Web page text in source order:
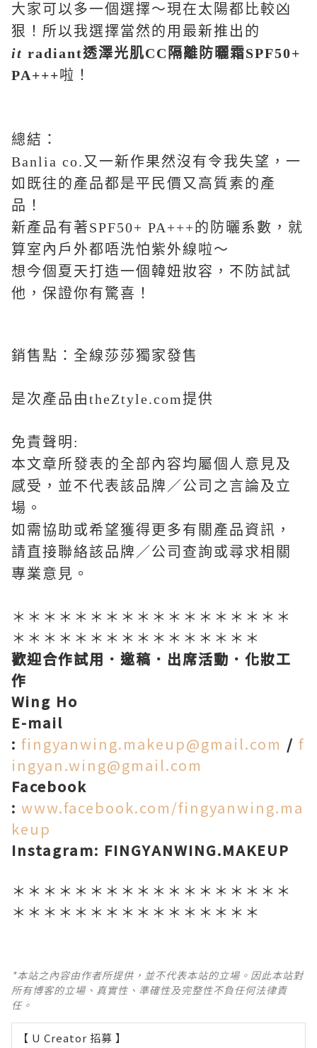
大家可以多一個選擇～現在太陽都比較凶
狠！所以我選擇當然的用最新推出的
it radiant透澤光肌CC 隔離防曬霜SPF50+
PA+++啦！
總結：
Banlia co.又一新作果然沒有令我失望，一
如既往的產品都是平民價又高質素的產
品！
新產品有著SPF50+ PA+++的防曬系數，就
算室內戶外都唔洗怕紫外線啦～
想今個夏天打造一個韓妞妝容，不防試試
他，保證你有驚喜！
銷售點：全線莎莎獨家發售
是次產品由theZtyle.com提供
免責聲明:
本文章所發表的全部內容均屬個人意見及
感受，並不代表該品牌／公司之言論及立
場。
如需協助或希望獲得更多有關產品資訊，
請直接聯絡該品牌／公司查詢或尋求相關
專業意見。
＊＊＊＊＊＊＊＊＊＊＊＊＊＊＊＊＊＊
＊＊＊＊＊＊＊＊＊＊＊＊＊＊＊＊
歡迎合作試用．邀稿．出席活動．化妝工
作
Wing Ho
E-mail
: fingyanwing.makeup@gmail.com / f
ingyan.wing@gmail.com
Facebook
: www.facebook.com/fingyanwing.ma
keup
Instagram: FINGYANWING.MAKEUP
＊＊＊＊＊＊＊＊＊＊＊＊＊＊＊＊＊＊
＊＊＊＊＊＊＊＊＊＊＊＊＊＊＊＊
*本站之內容由作者所提供，並不代表本站的立場。因此本站對
所有博客的立場、真實性、準確性及完整性不負任何法律責
任。
【 U Creator 招募 】